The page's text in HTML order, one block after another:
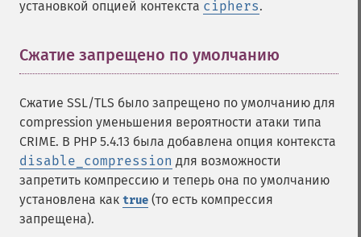
установкой опцией контекста ciphers.
Сжатие запрещено по умолчанию
Сжатие SSL/TLS было запрещено по умолчанию для
compression уменьшения вероятности атаки типа
CRIME. В PHP 5.4.13 была добавлена опция контекста
disable_compression для возможности
запретить компрессию и теперь она по умолчанию
установлена как true (то есть компрессия
запрещена).